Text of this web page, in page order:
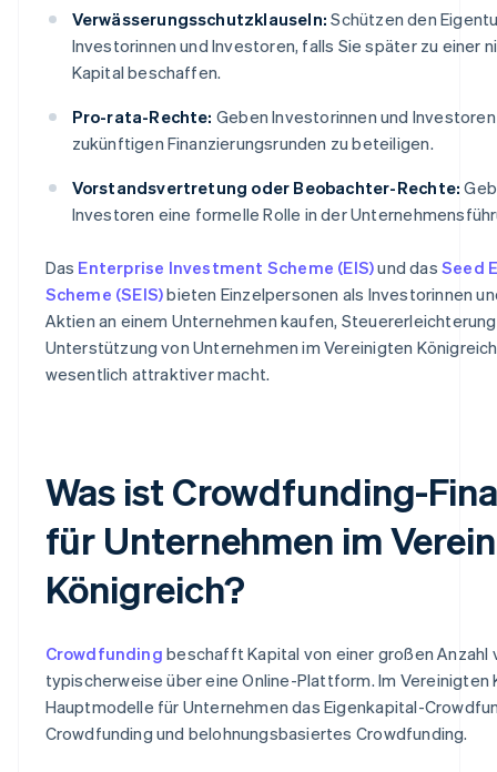
Verwässerungsschutzklauseln: Schützen den
Investorinnen und Investoren, falls Sie später zu einer
Kapital beschaffen.
Pro-rata-Rechte: Geben Investorinnen und
zukünftigen Finanzierungsrunden zu beteiligen.
Vorstandsvertretung oder Beobachter-Rechte:
Investoren eine formelle Rolle in der
Das Enterprise Investment Scheme (EIS)und das Seed
Scheme (SEIS)bieten Einzelpersonen als Investorinnen
Aktien an einem Unternehmen kaufen,
Unterstützung von Unternehmen im Vereinigten
wesentlich attraktiver macht.
Was ist Crowdfunding-
für Unternehmen im
Königreich?
Crowdfunding beschafft Kapital von einer großen Anzahl
typischerweise über eine Online-Plattform. Im Vereinigten
Hauptmodelle für Unternehmen das Eigenkapital-
Crowdfunding und belohnungsbasiertes Crowdfunding.